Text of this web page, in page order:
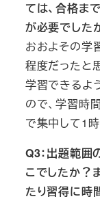
ては、合格ま
が必要でした
おおよその学
程度だったと
学習できるよ
ので、学習時
で集中して1
Q3：出題範囲
こでしたか？
たり習得に時